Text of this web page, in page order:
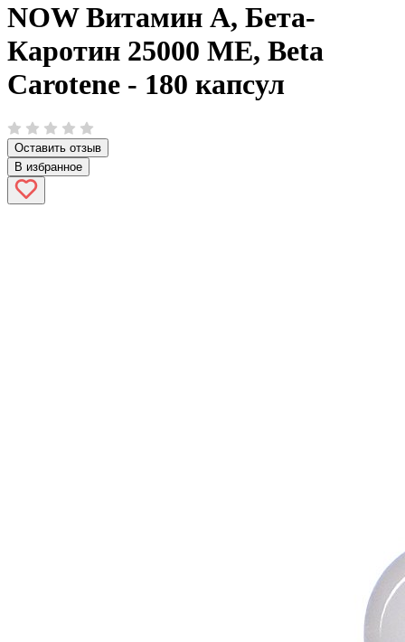
NOW Витамин А, Бета-
Каротин 25000 МЕ, Beta
Сarotene - 180 капсул
Оставить отзыв
В избранное